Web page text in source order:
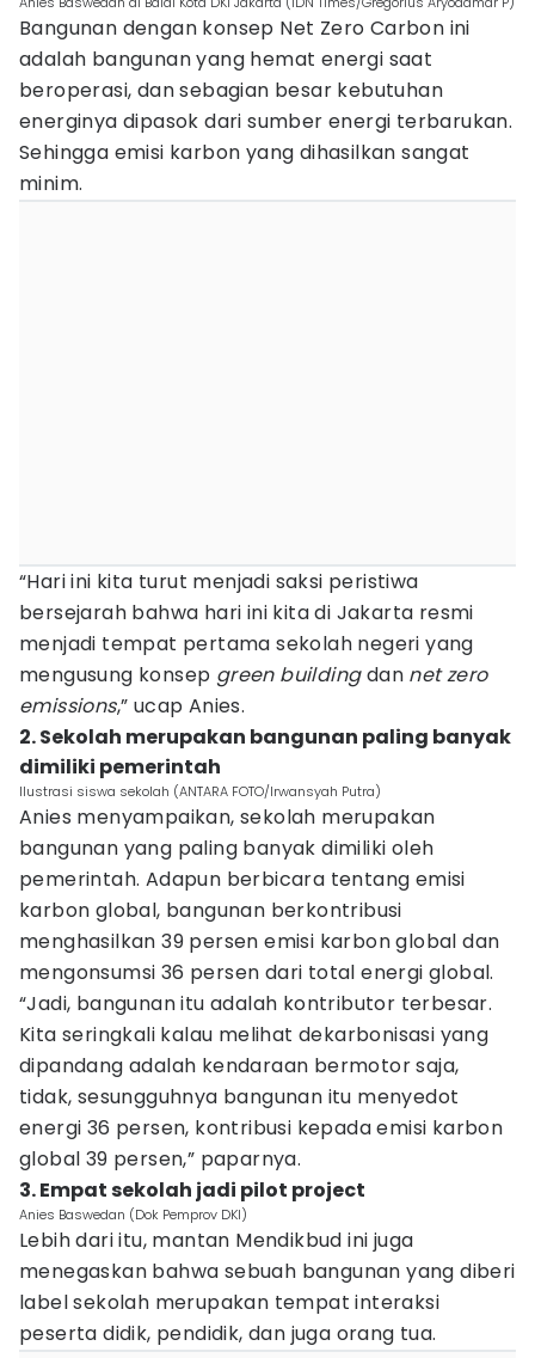
Bangunan dengan konsep Net Zero Carbon ini
adalah bangunan yang hemat energi saat
beroperasi, dan sebagian besar kebutuhan
energinya dipasok dari sumber energi terbarukan.
Sehingga emisi karbon yang dihasilkan sangat
minim.
“Hari ini kita turut menjadi saksi peristiwa
bersejarah bahwa hari ini kita di Jakarta resmi
menjadi tempat pertama sekolah negeri yang
mengusung konsep green buildingdan net zero
emissions,” ucap Anies.
2. Sekolah merupakan bangunan paling banyak
dimiliki pemerintah
Ilustrasi siswa sekolah (ANTARA FOTO/Irwansyah Putra)
Anies menyampaikan, sekolah merupakan
bangunan yang paling banyak dimiliki oleh
pemerintah. Adapun berbicara tentang emisi
karbon global, bangunan berkontribusi
menghasilkan 39 persen emisi karbon global dan
mengonsumsi 36 persen dari total energi global.
“Jadi, bangunan itu adalah kontributor terbesar.
Kita seringkali kalau melihat dekarbonisasi yang
dipandang adalah kendaraan bermotor saja,
tidak, sesungguhnya bangunan itu menyedot
energi 36 persen, kontribusi kepada emisi karbon
global 39 persen,” paparnya.
3. Empat sekolah jadi pilot project
Anies Baswedan (Dok Pemprov DKI)
Lebih dari itu, mantan Mendikbud ini juga
menegaskan bahwa sebuah bangunan yang diberi
label sekolah merupakan tempat interaksi
peserta didik, pendidik, dan juga orang tua.